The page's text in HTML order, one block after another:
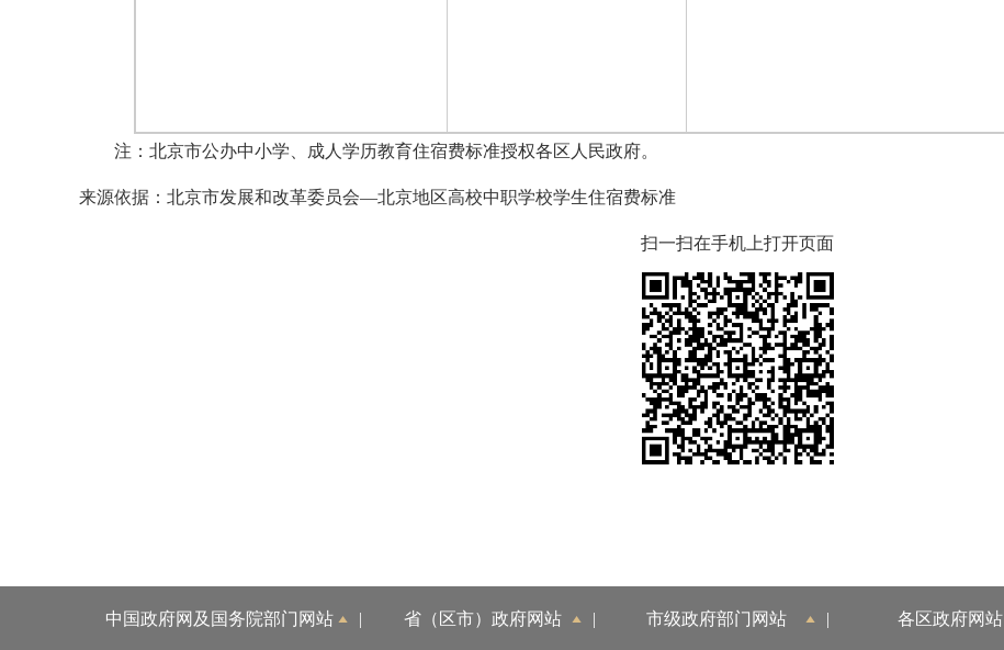
注：北京市公办中小学、成人学历教育住宿费标准授权各区人民政府。
来源依据： 北京市发展和改革委员会—北京地区高校中职学校学生住宿费标准
扫一扫在手机上打开页面
中国政府网及国务院部门网站 | 省（区市）政府网站 | 市级政府部门网站 | 各区政府网站